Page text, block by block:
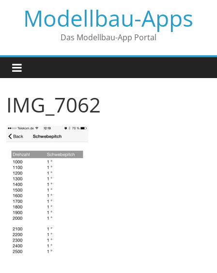
springenModellbau-Apps
Das Modellbau-App Portal
IMG_7062